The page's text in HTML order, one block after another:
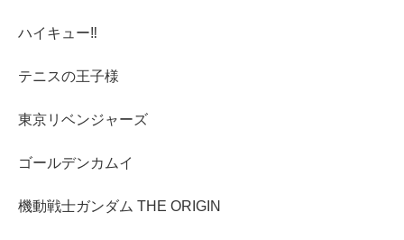
ハイキュー‼︎
テニスの王子様
東京リベンジャーズ
ゴールデンカムイ
機動戦士ガンダム THE ORIGIN